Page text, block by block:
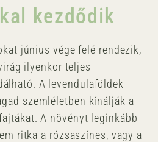
kezdődik
június vége felé rendezik,
ilyenkor teljes
A levendulaföldek
szemléletben kínálják a
A növényt leginkább
ritka a rózsaszínes, vagy a